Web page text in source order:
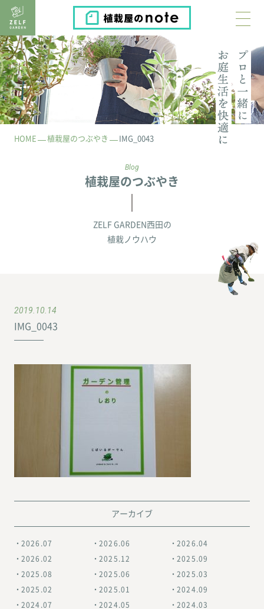
植栽屋のnote
HOME 植栽屋のつぶやき IMG_0043
Blog
植栽屋のつぶやき
ZELF GARDEN西田の
植栽ノウハウ
2019.10.14
IMG_0043
アーカイブ
2026.07 2026.06 2026.04
2026.02 2025.12 2025.09
2025.08 2025.06 2025.03
2025.02 2025.01 2024.09
2024.07 2024.05 2024.03